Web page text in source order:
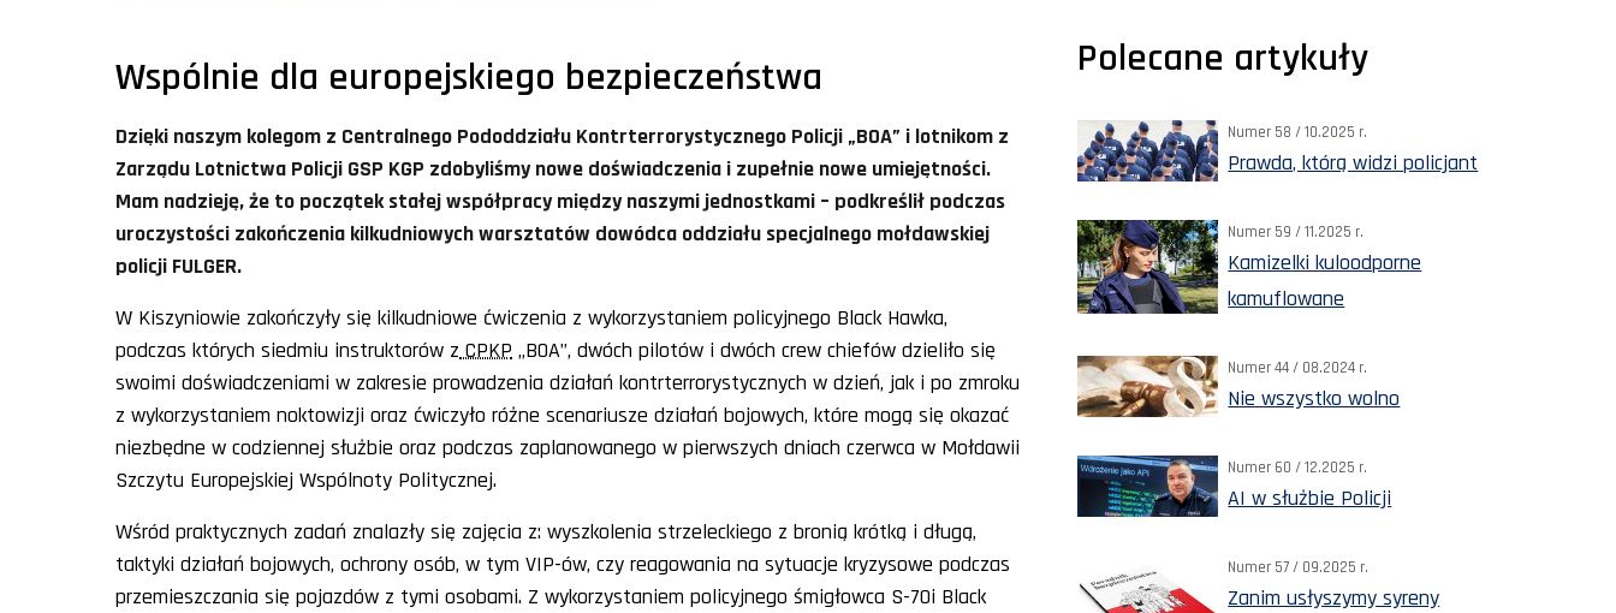
Wspólnie dla europejskiego bezpieczeństwa
Dzięki naszym kolegom z Centralnego Pododdziału Kontrterrorystycznego Policji „BOA” i lotnikom z
Zarządu Lotnictwa Policji GSP KGP zdobyliśmy nowe doświadczenia i zupełnie nowe umiejętności.
Mam nadzieję, że to początek stałej współpracy między naszymi jednostkami – podkreślił podczas
uroczystości zakończenia kilkudniowych warsztatów dowódca oddziału specjalnego mołdawskiej
policji FULGER.
W Kiszyniowie zakończyły się kilkudniowe ćwiczenia z wykorzystaniem policyjnego Black Hawka,
podczas których siedmiu instruktorów z CPKP „BOA”, dwóch pilotów i dwóch crew chiefów dzieliło się
swoimi doświadczeniami w zakresie prowadzenia działań kontrterrorystycznych w dzień, jak i po zmroku
z wykorzystaniem noktowizji oraz ćwiczyło różne scenariusze działań bojowych, które mogą się okazać
niezbędne w codziennej służbie oraz podczas zaplanowanego w pierwszych dniach czerwca w Mołdawii
Szczytu Europejskiej Wspólnoty Politycznej.
Wśród praktycznych zadań znalazły się zajęcia z: wyszkolenia strzeleckiego z bronią krótką i długą,
taktyki działań bojowych, ochrony osób, w tym VIP-ów, czy reagowania na sytuacje kryzysowe podczas
przemieszczania się pojazdów z tymi osobami. Z wykorzystaniem policyjnego śmigłowca S-70i Black
Polecane artykuły
Numer 58 / 10.2025 r.
Prawda, którą widzi policjant
Numer 59 / 11.2025 r.
Kamizelki kuloodporne
kamuflowane
Numer 44 / 08.2024 r.
Nie wszystko wolno
Numer 60 / 12.2025 r.
AI w służbie Policji
Numer 57 / 09.2025 r.
Zanim usłyszymy syreny